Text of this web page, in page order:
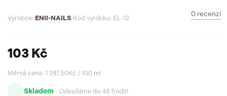
Výrobce: ENII-NAILS Kód výrobku: EL-12
0 recenzí
103 Kč
Měrná cena: 1 287,50Kč / 100 ml
Skladem · Odesíláme do 48 hodin